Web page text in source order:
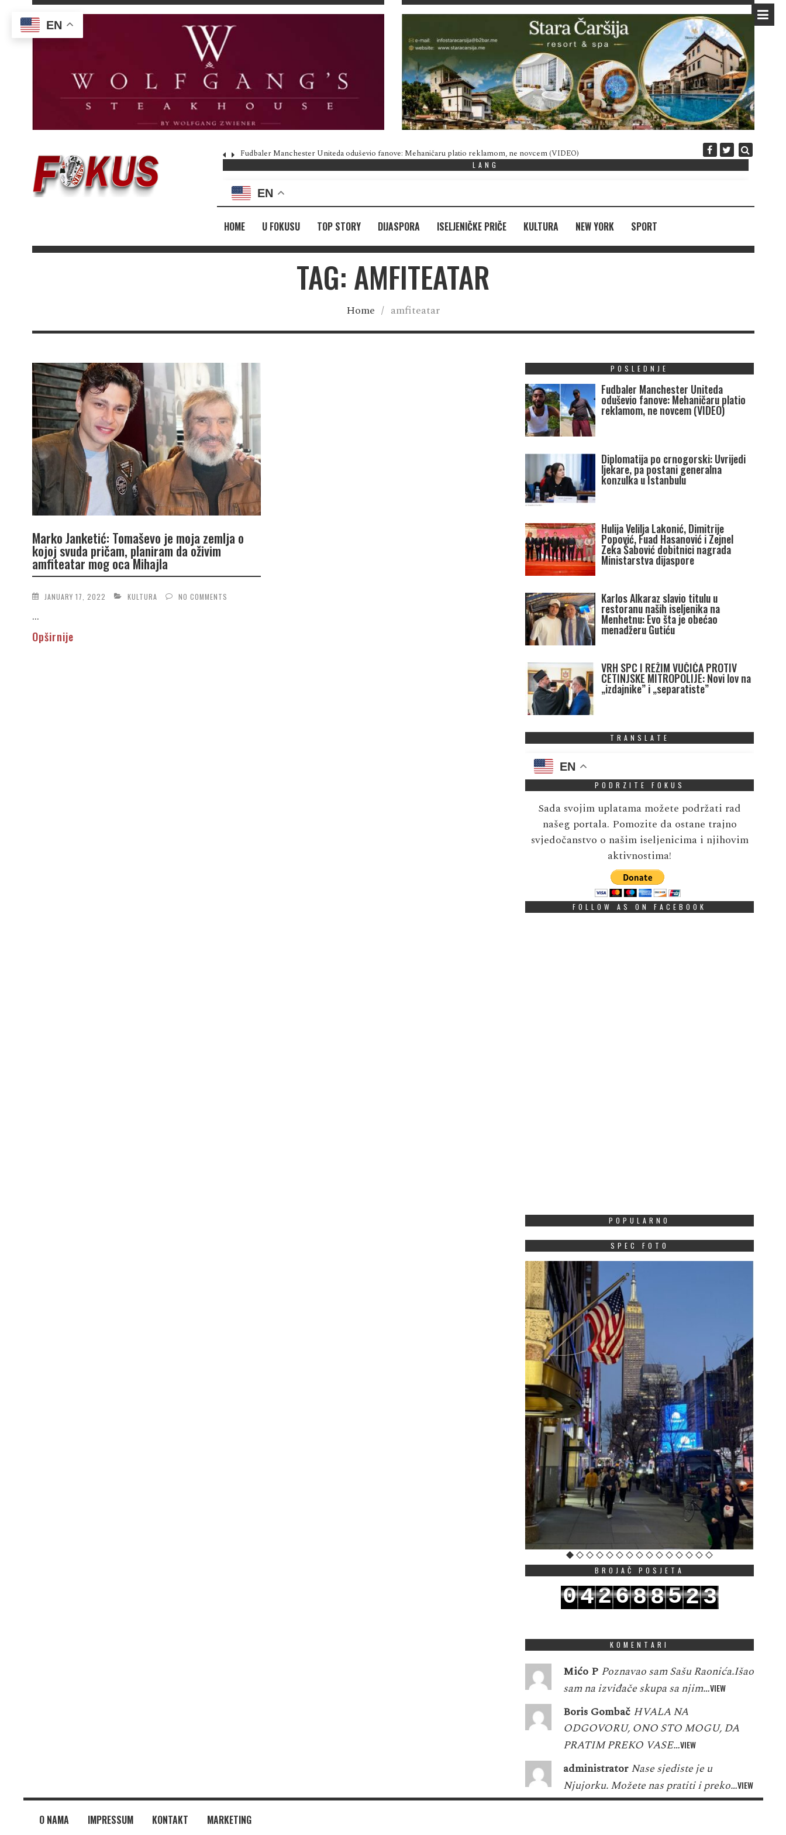
Fudbaler Manchester Uniteda oduševio fanove: Mehaničaru platio reklamom, ne novcem (VIDEO) Diplomatija po
LANG
EN
HOME U FOKUSU TOP STORY DIJASPORA ISELJENIČKE PRIČE KULTURA NEW YORK SPORT
TAG: AMFITEATAR
Home / amfiteatar
Marko Janketić: Tomaševo je moja zemlja o
kojoj svuda pričam, planiram da oživim
amfiteatar mog oca Mihajla
JANUARY 17, 2022 KULTURA NO COMMENTS
...
Opširnije
POSLEDNJE
Fudbaler Manchester Uniteda
oduševio fanove: Mehaničaru platio
reklamom, ne novcem (VIDEO)
Diplomatija po crnogorski: Uvrijedi
ljekare, pa postani generalna
konzulka u Istanbulu
Hulija Velilja Lakonić, Dimitrije
Popović, Fuad Hasanović i Zejnel
Zeka Šabović dobitnici nagrada
Ministarstva dijaspore
Karlos Alkaraz slavio titulu u
restoranu naših iseljenika na
Menhetnu: Evo šta je obećao
menadžeru Gutiću
VRH SPC I REŽIM VUČIĆA PROTIV
CETINJSKE MITROPOLIJE: Novi lov na
„izdajnike” i „separatiste”
TRANSLATE
EN
PODRZITE FOKUS
Sada svojim uplatama možete podržati rad
našeg portala. Pomozite da ostane trajno
svjedočanstvo o našim iseljenicima i njihovim
aktivnostima!
FOLLOW AS ON FACEBOOK
POPULARNO
SPEC FOTO
BROJAČ POSJETA
042688523
KOMENTARI
Mićo P Poznavao sam Sašu Raonića.Išao
sam na izviđače skupa sa njim…VIEW
Boris Gombač HVALA NA
ODGOVORU, ONO STO MOGU, DA
PRATIM PREKO VASE…VIEW
administrator Nase sjediste je u
Njujorku. Možete nas pratiti i preko…VIEW
O NAMA IMPRESSUM KONTAKT MARKETING
EN